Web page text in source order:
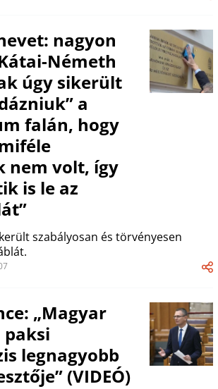
nagyon
Németh
úgy sikerült
a
falán, hogy
nem volt, így
is le az
szabályosan és törvényesen
„Magyar
paksi
legnagyobb
(VIDEÓ)